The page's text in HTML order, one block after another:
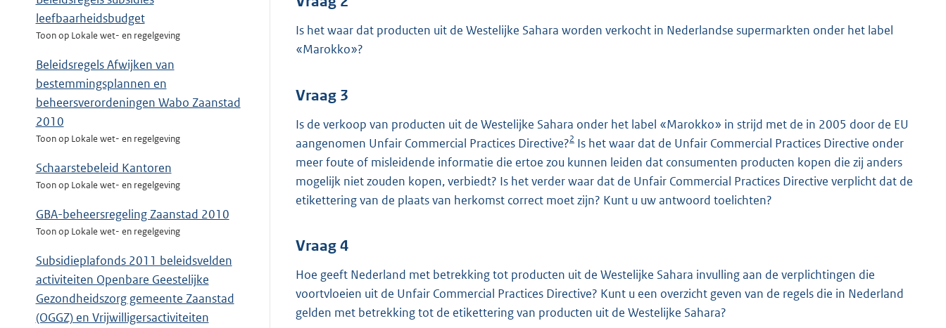
leefbaarheidsbudget
Toon op Lokale wet- en regelgeving
Beleidsregels Afwijken van
bestemmingsplannen en
beheersverordeningen Wabo Zaanstad
2010
Toon op Lokale wet- en regelgeving
Schaarstebeleid Kantoren
Toon op Lokale wet- en regelgeving
GBA-beheersregeling Zaanstad 2010
Toon op Lokale wet- en regelgeving
Subsidieplafonds 2011 beleidsvelden
activiteiten Openbare Geestelijke
Gezondheidszorg gemeente Zaanstad
(OGGZ) en Vrijwilligersactiviteiten
e
b
Is het waar dat producten uit de Westelijke Sahara worden verkocht in Nederlandse supermarkten onder het label
«Marokko»?
Vraag 3
Is de verkoop van producten uit de Westelijke Sahara onder het label «Marokko» in strijd met de in 2005 door de EU
aangenomen Unfair Commercial Practices Directive?2 Is het waar dat de Unfair Commercial Practices Directive onder
meer foute of misleidende informatie die ertoe zou kunnen leiden dat consumenten producten kopen die zij anders
mogelijk niet zouden kopen, verbiedt? Is het verder waar dat de Unfair Commercial Practices Directive verplicht dat de
etikettering van de plaats van herkomst correct moet zijn? Kunt u uw antwoord toelichten?
Vraag 4
Hoe geeft Nederland met betrekking tot producten uit de Westelijke Sahara invulling aan de verplichtingen die
voortvloeien uit de Unfair Commercial Practices Directive? Kunt u een overzicht geven van de regels die in Nederland
gelden met betrekking tot de etikettering van producten uit de Westelijke Sahara?